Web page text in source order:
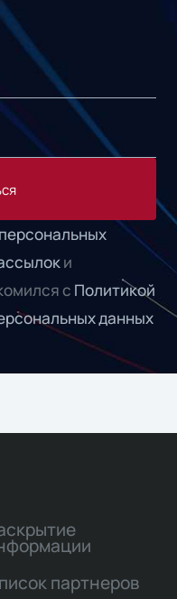
персональных
и
с Политикой
данных
партнеров